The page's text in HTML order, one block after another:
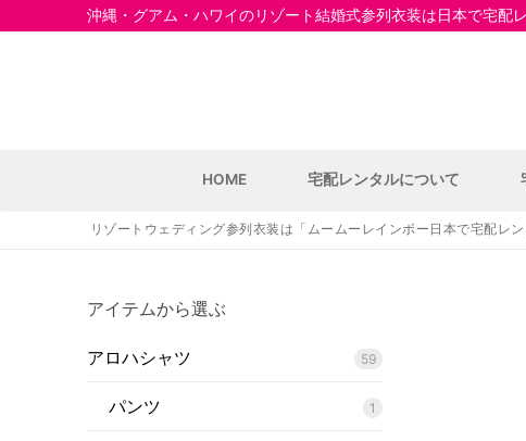
沖縄・グアム・ハワイのリゾート結婚式参列衣装は日本で宅配
HOME 宅配レンタルについて
リゾートウェディング参列衣装は「ムームーレインボー日本で宅配レン
アイテムから選ぶ
アロハシャツ 59
パンツ 1